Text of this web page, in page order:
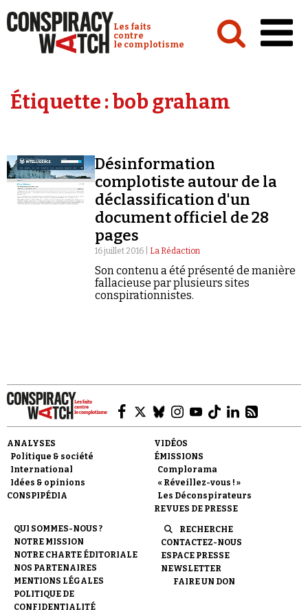
Conspiracy Watch :
Les faits
contre
le complotisme
Analyses
Vidéos
Émissions
Revues de presse
Newsletter
Faire un don
Demander à Vera
Étiquette :bob graham
Désinformation
complotiste autour de la
déclassification d'un
document officiel de 28
pages
16 juillet 2016 | La Rédaction
Son contenu a été présenté de manière
fallacieuse par plusieurs sites
conspirationnistes.
ANALYSES
Politique & société
International
Idées & opinions
CONSPIPÉDIA
VIDÉOS
ÉMISSIONS
Complorama
« Réveillez-vous ! »
Les Déconspirateurs
REVUES DE PRESSE
QUI SOMMES-NOUS ?
NOTRE MISSION
NOTRE CHARTE ÉDITORIALE
NOS PARTENAIRES
MENTIONS LÉGALES
POLITIQUE DE
CONFIDENTIALITÉ
RECHERCHE
CONTACTEZ-NOUS
ESPACE PRESSE
NEWSLETTER
FAIRE UN DON